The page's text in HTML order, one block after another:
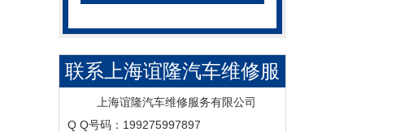
联系上海谊隆汽车维修服
务有限公司
上海谊隆汽车维修服务有限公司
Q Q号码：199275997897